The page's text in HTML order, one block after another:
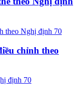
chỉnh theo